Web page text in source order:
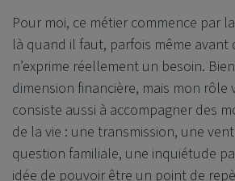
Pour moi, ce métier commence par
là quand il faut, parfois même avant
n’exprime réellement un besoin.
dimension financière, mais mon rôle
consiste aussi à accompagner des
de la vie : une transmission, une
question familiale, une inquiétude
idée de pouvoir être un point de